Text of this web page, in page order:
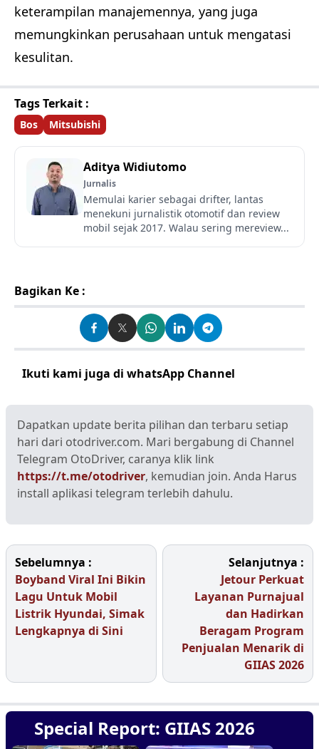
keterampilan manajemennya, yang juga
memungkinkan perusahaan untuk mengatasi
kesulitan.
Tags Terkait :
Bos Mitsubishi
Aditya Widiutomo
Jurnalis
Memulai karier sebagai drifter, lantas
menekuni jurnalistik otomotif dan review
mobil sejak 2017. Walau sering mereview...
Bagikan Ke :
Ikuti kami juga di whatsApp Channel
Dapatkan update berita pilihan dan terbaru setiap
hari dari otodriver.com. Mari bergabung di Channel
Telegram OtoDriver, caranya klik link
https://t.me/otodriver, kemudian join. Anda Harus
install aplikasi telegram terlebih dahulu.
Sebelumnya :
Boyband Viral Ini Bikin
Lagu Untuk Mobil
Listrik Hyundai, Simak
Lengkapnya di Sini
Selanjutnya :
Jetour Perkuat
Layanan Purnajual
dan Hadirkan
Beragam Program
Penjualan Menarik di
GIIAS 2026
Special Report: GIIAS 2026